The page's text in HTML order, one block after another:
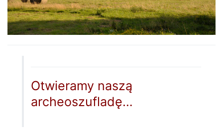
Otwieramy naszą
archeoszufladę…